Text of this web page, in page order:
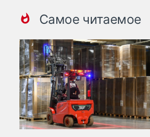
Самое читаемое